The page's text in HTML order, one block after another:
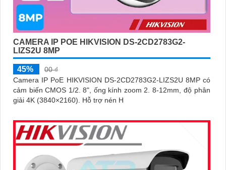
CAMERA IP POE HIKVISION DS-2CD2783G2-
LIZS2U 8MP
45%
00 ₫
Camera IP PoE HIKVISION DS-2CD2783G2-LIZS2U 8MP có
cảm biến CMOS 1/2. 8", ống kính zoom 2. 8-12mm, độ phân
giải 4K (3840×2160). Hỗ trợ nén H